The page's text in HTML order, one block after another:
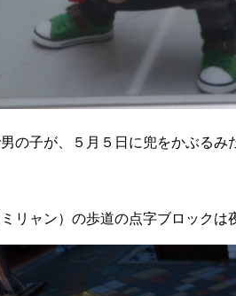
男の子が、５月５日に兜をかぶる
リャン）の歩道の点字ブロックは